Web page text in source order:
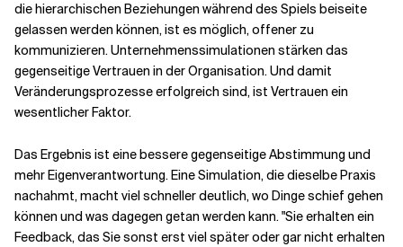
die hierarchischen Beziehungen während des Spiels beiseite
gelassen werden können, ist es möglich, offener zu
kommunizieren. Unternehmenssimulationen stärken das
gegenseitige Vertrauen in der Organisation. Und damit
Veränderungsprozesse erfolgreich sind, ist Vertrauen ein
wesentlicher Faktor.
Das Ergebnis ist eine bessere gegenseitige Abstimmung und
mehr Eigenverantwortung. Eine Simulation, die dieselbe Praxis
nachahmt, macht viel schneller deutlich, wo Dinge schief gehen
können und was dagegen getan werden kann. "Sie erhalten ein
Feedback, das Sie sonst erst viel später oder gar nicht erhalten